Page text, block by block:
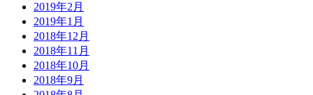
2019年2月
2019年1月
2018年12月
2018年11月
2018年10月
2018年9月